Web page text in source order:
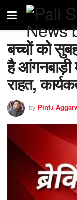
बच्चों को
है आंगनबाड़ी
राहत,
by Pintu